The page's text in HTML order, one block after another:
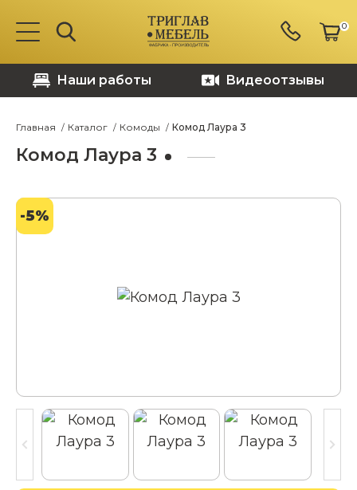
0
Наши работы Видеоотзывы
Главная Каталог Комоды Комод Лаура 3
Комод Лаура 3
-5%